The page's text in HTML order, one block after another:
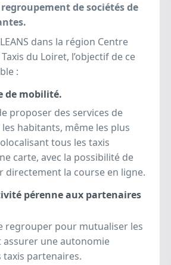
de sociétés de
dans la région Centre
du Loiret, l’objectif de ce
:
de mobilité.
proposer des services de
habitants, même les plus
tous les taxis
carte, avec la possibilité de
directement la course en ligne.
pérenne aux partenaires
regrouper pour mutualiser les
assurer une autonomie
partenaires.